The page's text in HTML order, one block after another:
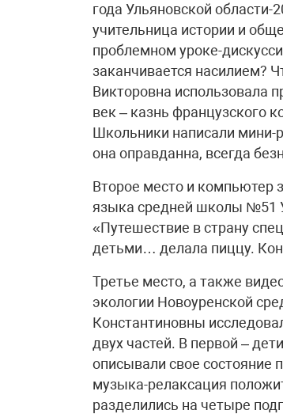
года Ульяновской
учительница истории и
проблемном уроке-
заканчивается насилием?
Викторовна использовала
век – казнь французского
Школьники написали мини-
она оправданна, всегда
Второе место и компьютер
языка средней школы №51
«Путешествие в страну
детьми… делала пиццу.
Третье место, а также
экологии Новоуренской
Константиновны
двух частей. В первой –
описывали свое состояние
музыка-релаксация
разделились на четыре